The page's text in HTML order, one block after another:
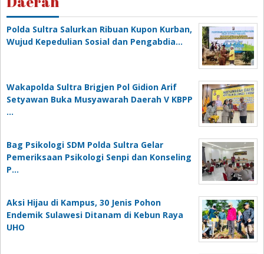
Polda Sultra Salurkan Ribuan Kupon Kurban,
Wujud Kepedulian Sosial dan Pengabdia…
Wakapolda Sultra Brigjen Pol Gidion Arif
Setyawan Buka Musyawarah Daerah V KBPP
…
Bag Psikologi SDM Polda Sultra Gelar
Pemeriksaan Psikologi Senpi dan Konseling
P…
‎Aksi Hijau di Kampus, 30 Jenis Pohon
Endemik Sulawesi Ditanam di Kebun Raya
UHO